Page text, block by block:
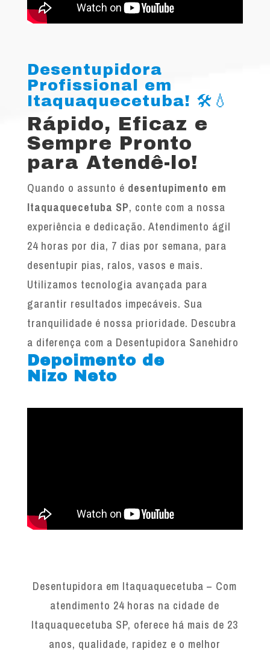
Desentupidora
Profissional em
Itaquaquecetuba! 🛠️💧
Rápido, Eficaz e
Sempre Pronto
para Atendê-lo!
Quando o assunto é desentupimento em
Itaquaquecetuba SP, conte com a nossa
experiência e dedicação. Atendimento ágil
24 horas por dia, 7 dias por semana, para
desentupir pias, ralos, vasos e mais.
Utilizamos tecnologia avançada para
garantir resultados impecáveis. Sua
tranquilidade é nossa prioridade. Descubra
a diferença com a Desentupidora Sanehidro
Depoimento de
Nizo Neto
Desentupidora em Itaquaquecetuba – Com
atendimento 24 horas na cidade de
Itaquaquecetuba SP, oferece há mais de 23
anos, qualidade, rapidez e o melhor